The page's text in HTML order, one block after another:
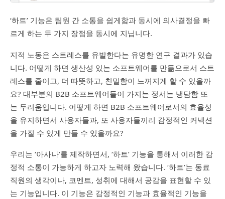
‘하트’ 기능은 팀원 간 소통을 쉽게함과 동시에 의사결정을 빠
르게 하는 두 가지 장점을 동시에 지닙니다.
지적 노동은 스트레스를 유발한다는 유명한 연구 결과가 있습
니다. 어떻게 하면 생산성 있는 소프트웨어를 만듦으로서 스트
레스를 줄이고, 더 따뜻하고, 친밀함이 느껴지게 할 수 있을까
요? 대부분의 B2B 소프트웨어들이 가지는 정서는 냉담함 또
는 두려움입니다. 어떻게 하면 B2B 소프트웨어로서의 효율성
을 유지하면서 사용자들과, 또 사용자들끼리 감정적인 커넥션
을 가질 수 있게 만들 수 있을까요?
우리는 ‘아사나’를 제작하면서, ‘하트’ 기능을 통해서 이러한 감
정적 소통이 가능하게 하고자 노력해 왔습니다. ‘하트’는 동료
직원의 생각이나, 코멘트, 성취에 대해서 공감을 표현할 수 있
는 기능입니다. 이 기능은 감정적인 기능과 효율적인 기능을